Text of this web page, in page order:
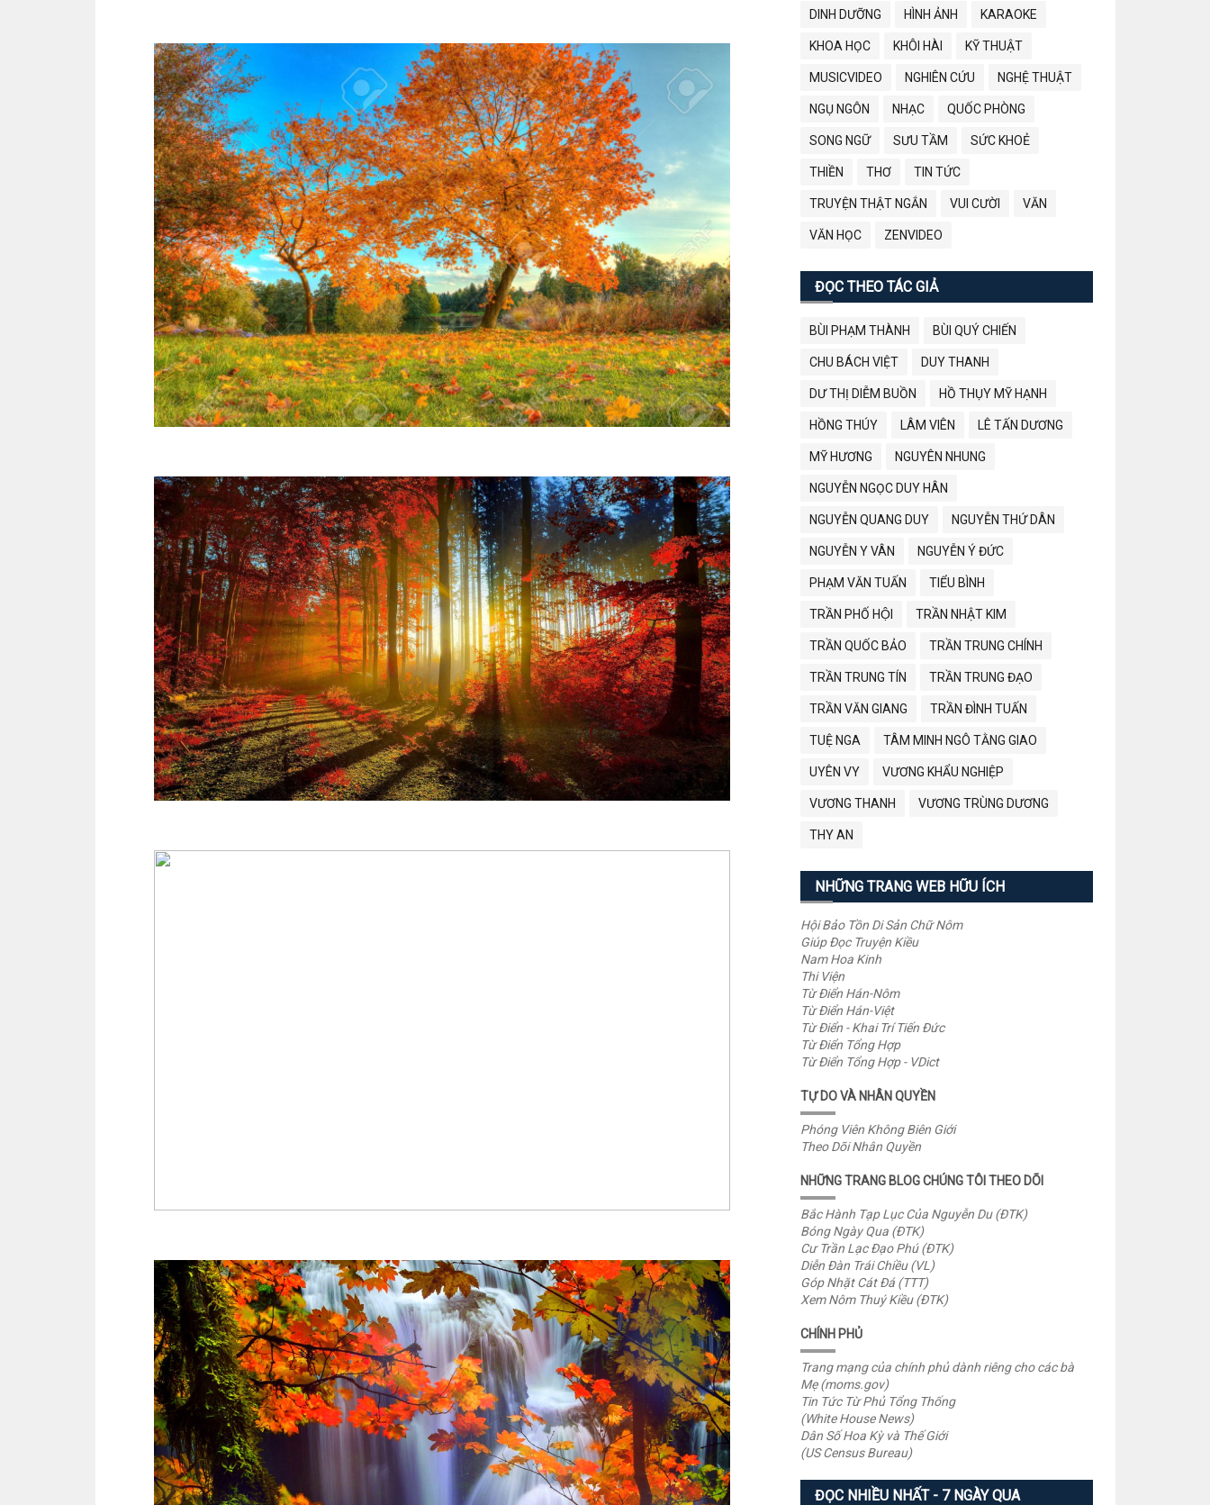
DINH DƯỠNG HÌNH ẢNH KARAOKE
KHOA HỌC KHÔI HÀI KỸ THUẬT
MUSICVIDEO NGHIÊN CỨU NGHỆ THUẬT
NGỤ NGÔN NHẠC QUỐC PHÒNG
SONG NGỮ SƯU TẦM SỨC KHOẺ
THIỀN THƠ TIN TỨC
TRUYỆN THẬT NGẮN VUI CƯỜI VĂN
VĂN HỌC ZENVIDEO
ĐỌC THEO TÁC GIẢ
BÙI PHẠM THÀNH BÙI QUÝ CHIẾN
CHU BÁCH VIỆT DUY THANH
DƯ THỊ DIỄM BUỒN HỒ THỤY MỸ HẠNH
HỒNG THÚY LÂM VIÊN LÊ TẤN DƯƠNG
MỸ HƯƠNG NGUYÊN NHUNG
NGUYỄN NGỌC DUY HÂN
NGUYỄN QUANG DUY NGUYỄN THỨ DÂN
NGUYỄN Y VÂN NGUYỄN Ý ĐỨC
PHẠM VĂN TUẤN TIỂU BÌNH
TRẦN PHỐ HỘI TRẦN NHẬT KIM
TRẦN QUỐC BẢO TRẦN TRUNG CHÍNH
TRẦN TRUNG TÍN TRẦN TRUNG ĐẠO
TRẦN VĂN GIANG TRẦN ĐÌNH TUẤN
TUỆ NGA TÂM MINH NGÔ TẰNG GIAO
UYÊN VY VƯƠNG KHẨU NGHIỆP
VƯƠNG THANH VƯƠNG TRÙNG DƯƠNG
THY AN
NHỮNG TRANG WEB HỮU ÍCH
Hội Bảo Tồn Di Sản Chữ Nôm
Giúp Đọc Truyện Kiều
Nam Hoa Kinh
Thi Viện
Từ Điển Hán-Nôm
Từ Điển Hán-Việt
Từ Điển - Khai Trí Tiến Đức
Từ Điển Tổng Hợp
Từ Điển Tổng Hợp - VDict
TỰ DO VÀ NHÂN QUYỀN
Phóng Viên Không Biên Giới
Theo Dõi Nhân Quyền
NHỮNG TRANG BLOG CHÚNG TÔI THEO DÕI
Bắc Hành Tạp Lục Của Nguyễn Du (ĐTK)
Bóng Ngày Qua (ĐTK)
Cư Trần Lạc Đạo Phú (ĐTK)
Diễn Đàn Trái Chiều (VL)
Góp Nhặt Cát Đá (TTT)
Xem Nôm Thuý Kiều (ĐTK)
CHÍNH PHỦ
Trang mạng của chính phủ dành riêng cho các bà
Mẹ (moms.gov)
Tin Tức Từ Phủ Tổng Thống
(White House News)
Dân Số Hoa Kỳ và Thế Giới
(US Census Bureau)
ĐỌC NHIỀU NHẤT - 7 NGÀY QUA